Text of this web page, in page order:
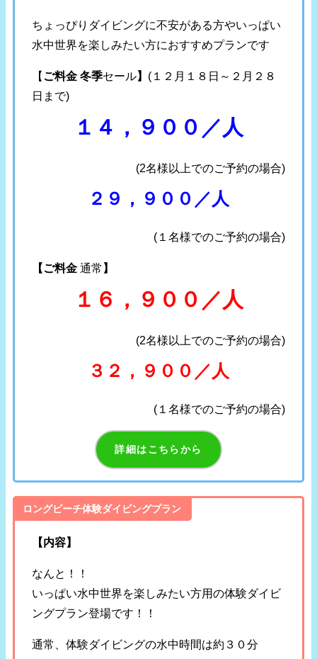
ちょっぴりダイビングに不安がある方やいっぱい
水中世界を楽しみたい方におすすめプランです
【 ご料金 冬季セール】 (１２月１８日～２月２８
日まで)
１４，９００／人
(2名様以上でのご予約の場合)
２９，９００／人
(１名様でのご予約の場合)
【ご料金 通常 】
１６，９００／人
(2名様以上でのご予約の場合)
３２，９００／人
(１名様でのご予約の場合)
詳細はこちらから
ロングビーチ体験ダイビングプラン
【内容】
なんと！！
いっぱい水中世界を楽しみたい方用の体験ダイビ
ングプラン登場です！！
通常、体験ダイビングの水中時間は約３０分